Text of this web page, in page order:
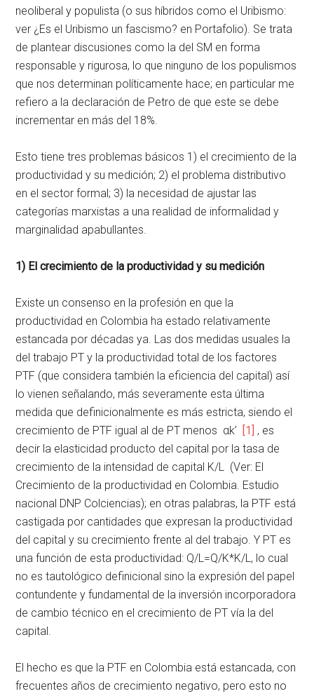
neoliberal y populista (o sus híbridos como el Uribismo:
ver ¿Es el Uribismo un fascismo? en Portafolio). Se trata
de plantear discusiones como la del SM en forma
responsable y rigurosa, lo que ninguno de los populismos
que nos determinan políticamente hace; en particular me
refiero a la declaración de Petro de que este se debe
incrementar en más del 18%.
Esto tiene tres problemas básicos 1) el crecimiento de la
productividad y su medición; 2) el problema distributivo
en el sector formal; 3) la necesidad de ajustar las
categorías marxistas a una realidad de informalidad y
marginalidad apabullantes.
1) El crecimiento de la productividad y su medición
Existe un consenso en la profesión en que la
productividad en Colombia ha estado relativamente
estancada por décadas ya. Las dos medidas usuales la
del trabajo PT y la productividad total de los factores
PTF (que considera también la eficiencia del capital) así
lo vienen señalando, más severamente esta última
medida que definicionalmente es más estricta, siendo el
crecimiento de PTF igual al de PT menos αk’ [1] , es
decir la elasticidad producto del capital por la tasa de
crecimiento de la intensidad de capital K/L (Ver: El
Crecimiento de la productividad en Colombia. Estudio
nacional DNP Colciencias); en otras palabras, la PTF está
castigada por cantidades que expresan la productividad
del capital y su crecimiento frente al del trabajo. Y PT es
una función de esta productividad: Q/L=Q/K*K/L, lo cual
no es tautológico definicional sino la expresión del papel
contundente y fundamental de la inversión incorporadora
de cambio técnico en el crecimiento de PT vía la del
capital.
El hecho es que la PTF en Colombia está estancada, con
frecuentes años de crecimiento negativo, pero esto no